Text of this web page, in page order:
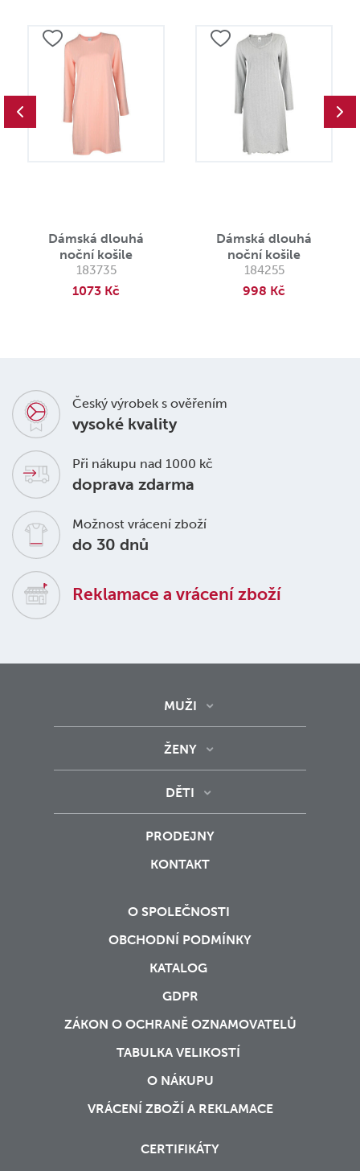
Dámská dlouhá
noční košile
183735
1073 Kč
Dámská dlouhá
noční košile
184255
998 Kč
Český výrobek s ověřením
vysoké kvality
Při nákupu nad 1000 kč
doprava zdarma
Možnost vrácení zboží
do 30 dnů
Reklamace a vrácení zboží
MUŽI
ŽENY
DĚTI
PRODEJNY
KONTAKT
O SPOLEČNOSTI
OBCHODNÍ PODMÍNKY
KATALOG
GDPR
ZÁKON O OCHRANĚ OZNAMOVATELŮ
TABULKA VELIKOSTÍ
O NÁKUPU
VRÁCENÍ ZBOŽÍ A REKLAMACE
CERTIFIKÁTY